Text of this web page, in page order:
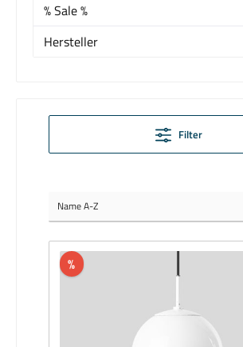
% Sale %
Hersteller
Filter
%